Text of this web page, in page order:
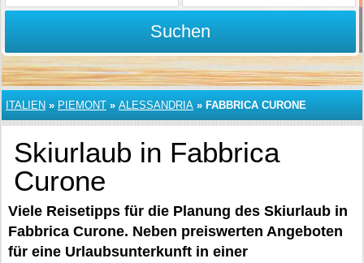
Suchen
ITALIEN » PIEMONT » ALESSANDRIA » FABBRICA CURONE
Skiurlaub in Fabbrica
Curone
Viele Reisetipps für die Planung des Skiurlaub in
Fabbrica Curone. Neben preiswerten Angeboten
für eine Urlaubsunterkunft in einer